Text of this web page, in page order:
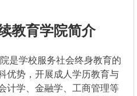
教育学院简介
是学校服务社会终身教育的
优势，开展成人学历教育与
计学、金融学、工商管理等